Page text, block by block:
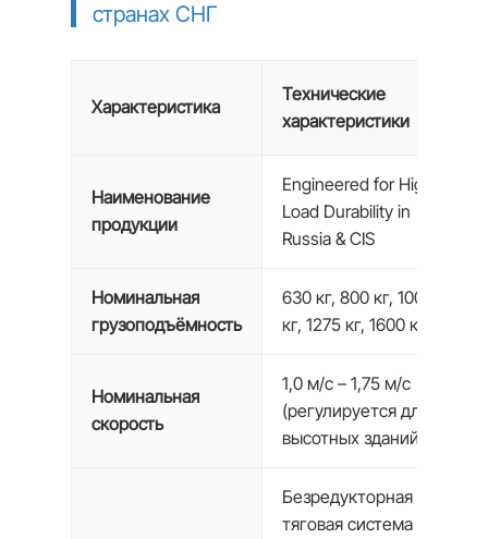
странах СНГ
Характеристика
Технические
характеристики
Наименование
продукции
Engineered for High-
Load Durability in
Russia & CIS
Номинальная
грузоподъёмность
630 кг, 800 кг, 1000
кг, 1275 кг, 1600 кг.
Номинальная
скорость
1,0 м/с – 1,75 м/с
(регулируется для
высотных зданий)
Безредукторная
тяговая система с